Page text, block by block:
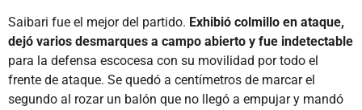
Saibari fue el mejor del partido. Exhibió colmillo en ataque,
dejó varios desmarques a campo abierto y fue indetectable
para la defensa escocesa con su movilidad por todo el
frente de ataque. Se quedó a centímetros de marcar el
segundo al rozar un balón que no llegó a empujar y mandó